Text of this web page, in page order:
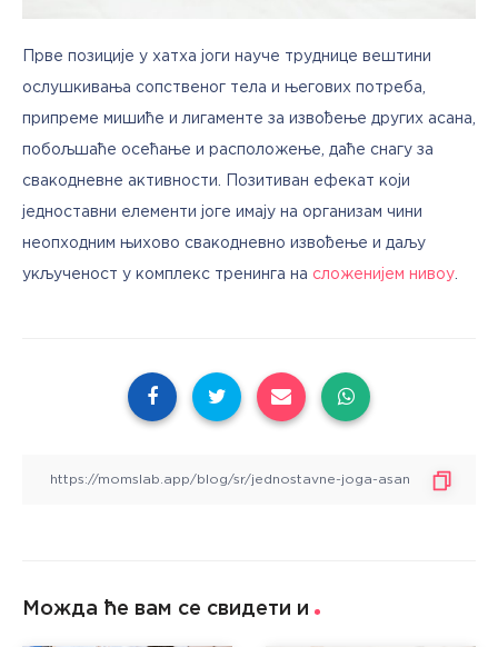
Прве позиције у хатха јоги науче труднице вештини
ослушкивања сопственог тела и његових потреба,
припреме мишиће и лигаменте за извођење других асана,
побољшаће осећање и расположење, даће снагу за
свакодневне активности. Позитиван ефекат који
једноставни елементи јоге имају на организам чини
неопходним њихово свакодневно извођење и даљу
укљученост у комплекс тренинга на сложенијем нивоу
Можда ће вам се свидети и